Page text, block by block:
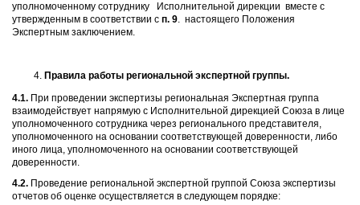
уполномоченному сотруднику Исполнительной дирекции вместе с
утвержденным в соответствии с п. 9. настоящего Положения
Экспертным заключением.
Правила работы региональной экспертной группы.
4.1. При проведении экспертизы региональная Экспертная группа
взаимодействует напрямую с Исполнительной дирекцией Союза в лице
уполномоченного сотрудника через регионального представителя,
уполномоченного на основании соответствующей доверенности, либо
иного лица, уполномоченного на основании соответствующей
доверенности.
4.2. Проведение региональной экспертной группой Союза экспертизы
отчетов об оценке осуществляется в следующем порядке: